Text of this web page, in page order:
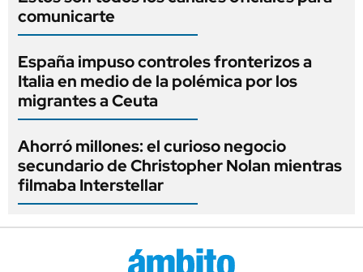
comunicarte
España impuso controles fronterizos a
Italia en medio de la polémica por los
migrantes a Ceuta
Ahorró millones: el curioso negocio
secundario de Christopher Nolan mientras
filmaba Interstellar